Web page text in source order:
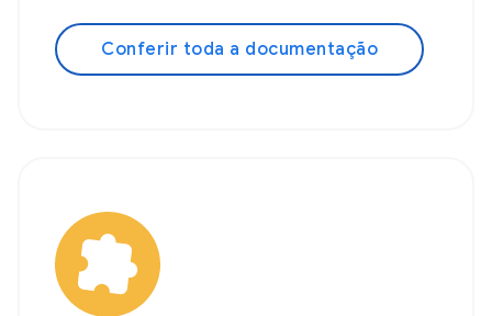
Conferir toda a documentação